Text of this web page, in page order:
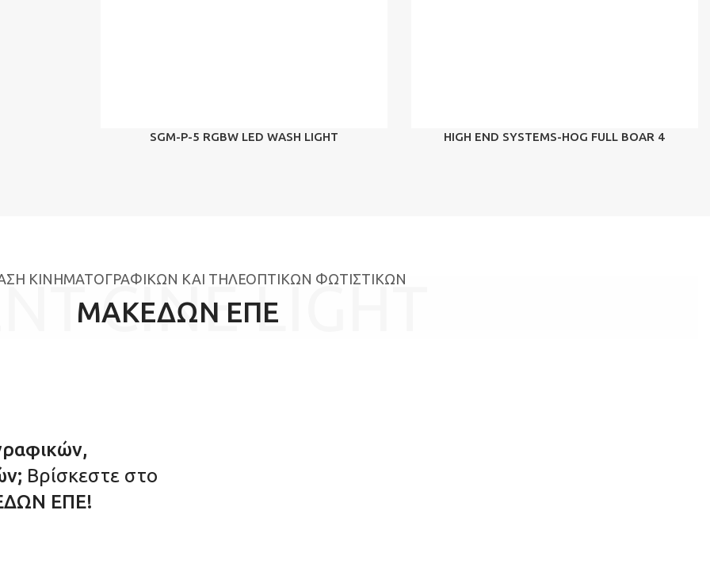
SGM-P-5 RGBW LED WASH LIGHT HIGH END SYSTEMS-HOG FULL BOAR 4
CINE LIGHT
ΚΙΝΗΜΑΤΟΓΡΑΦΙΚΩΝ ΚΑΙ ΤΗΛΕΟΠΤΙΚΩΝ ΦΩΤΙΣΤΙΚΩΝ
ΜΑΚΕΔΩΝ ΕΠΕ
Βρίσκεστε στο
ΕΠΕ!